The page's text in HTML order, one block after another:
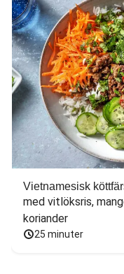
Vietnamesisk
med vitlöksris,
koriander
25 minuter